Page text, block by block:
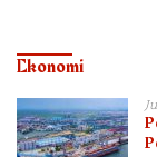
Ekonomi